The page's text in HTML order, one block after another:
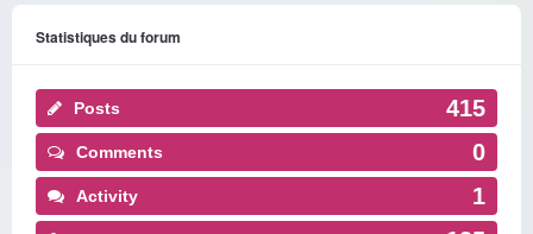
Statistiques du forum
Posts 415
Comments 0
Activity 1